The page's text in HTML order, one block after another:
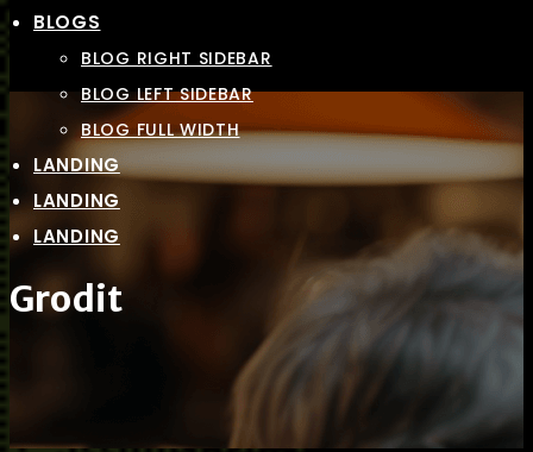
BLOGS
BLOG RIGHT SIDEBAR
BLOG LEFT SIDEBAR
BLOG FULL WIDTH
LANDING
LANDING
LANDING
Grodit